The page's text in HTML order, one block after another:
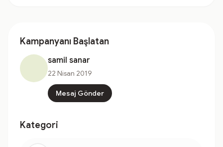
Kampanyanı Başlatan
samil sanar
22 Nisan 2019
Mesaj Gönder
Kategori